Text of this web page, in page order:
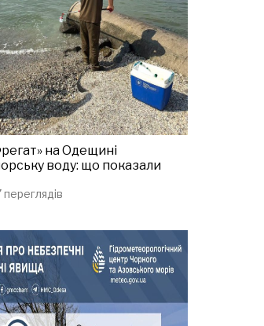
на Одещині
воду: що показали